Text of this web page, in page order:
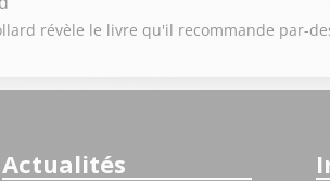
révèle le livre qu'il recommande par-
Actualités